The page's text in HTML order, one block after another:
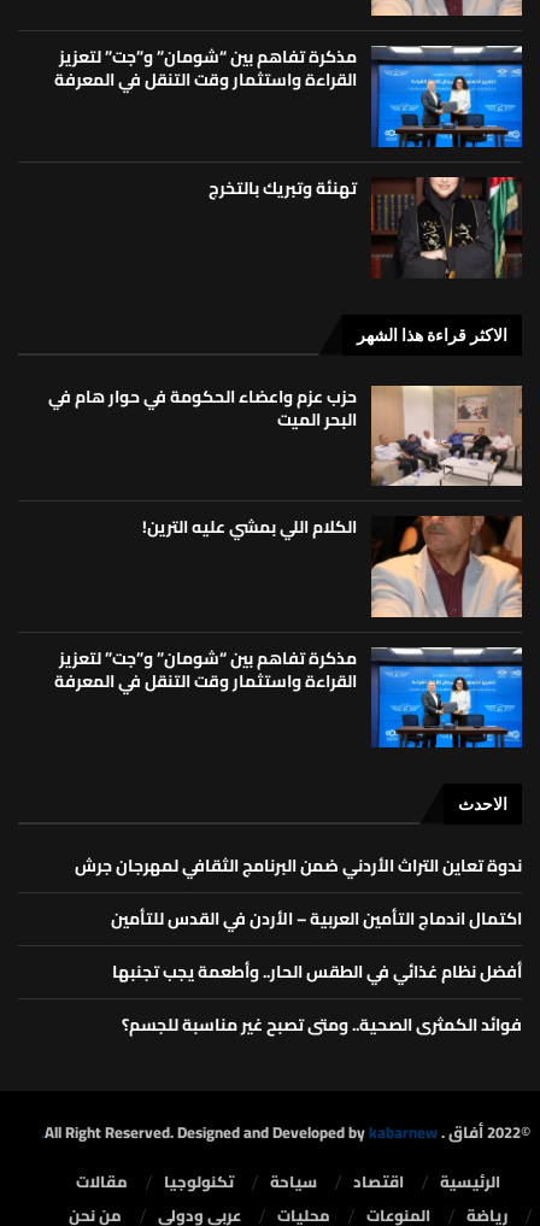
مذكرة تفاهم بين “شومان” و”جت” لتعزيز
القراءة واستثمار وقت التنقل في المعرفة
تهنئة وتبريك بالتخرج
الاكثر قراءة هذا الشهر
حزب عزم واعضاء الحكومة في حوار هام في
البحر الميت
الكلام اللي بمشي عليه الترين!
مذكرة تفاهم بين “شومان” و”جت” لتعزيز
القراءة واستثمار وقت التنقل في المعرفة
الاحدث
ندوة تعاين التراث الأردني ضمن البرنامج الثقافي لمهرجان جرش
اكتمال اندماج التأمين العربية – الأردن في القدس للتأمين
أفضل نظام غذائي في الطقس الحار.. وأطعمة يجب تجنبها
فوائد الكمثرى الصحية.. ومتى تصبح غير مناسبة للجسم؟
©2022 أفاق . All Right Reserved. Designed and Developed by
kabarnew.
الرئيسية
⁠اقتصاد سياحة تكنولوجيا
مقالات
رياضة
المنوعات محليات ⁠عربي ودولي من نحن